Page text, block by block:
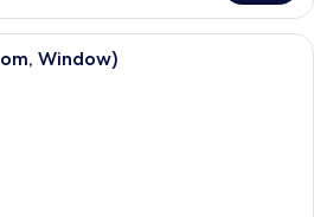
Safe på rommet, skrivebord og wi-fi
Window)